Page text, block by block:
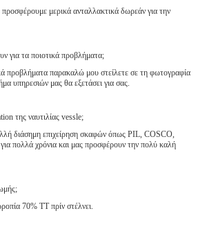
μερικά ανταλλακτικά δωρεάν για την
για τα ποιοτικά προβλήματα;
προβλήματα παρακαλώ μου στείλετε σε τη φωτογραφία
υπηρεσιών μας θα εξετάσει για σας.
της ναυτιλίας vessle;
διάσημη επιχείρηση σκαφών όπως PIL, COSCO,
πολλά χρόνια και μας προσφέρουν την πολύ καλή
70% TT πρίν στέλνει.